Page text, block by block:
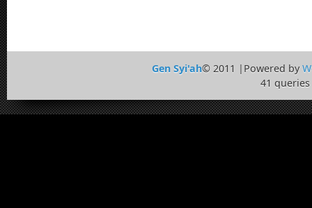
Gen Syi'ah© 2011 |Powered by
41 queries